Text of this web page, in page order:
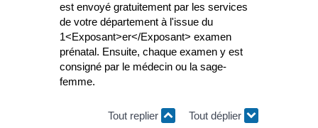
est envoyé gratuitement par les services
de votre département à l'issue du
1<Exposant>er</Exposant> examen
prénatal. Ensuite, chaque examen y est
consigné par le médecin ou la sage-
femme.
Tout replier Tout déplier